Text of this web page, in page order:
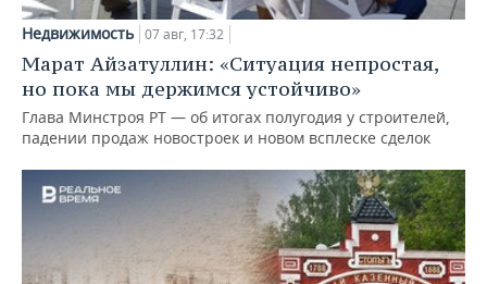
Недвижимость 07 авг, 17:32
Марат Айзатуллин: «Ситуация непростая,
но пока мы держимся устойчиво»
Глава Минстроя РТ — об итогах полугодия у строителей,
падении продаж новостроек и новом всплеске сделок